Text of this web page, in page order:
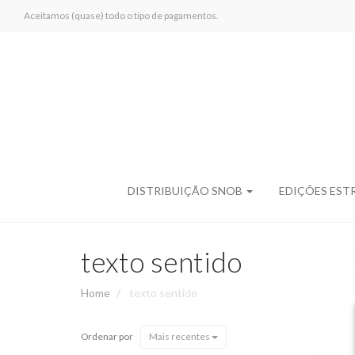
Aceitamos (quase) todo o tipo de pagamentos.
DISTRIBUIÇÃO SNOB EDIÇÕES
texto sentido
Home texto sentido
Ordenar por Mais recentes